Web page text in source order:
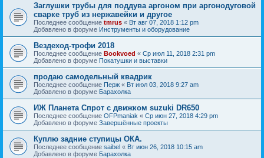
Заглушки трубы для поддува аргоном при аргонодуговой
сварке труб из нержавейки и другое
Последнее сообщение tmrus « Вт авг 07, 2018 1:12 pm
Добавлено в форуме Инструменты и оборудование
Вездеход-трофи 2018
Последнее сообщение Bookvoed « Ср июл 11, 2018 2:31 pm
Добавлено в форуме Покатушки и выставки
продаю самодельный квадрик
Последнее сообщение Перж « Вт июл 03, 2018 9:27 am
Добавлено в форуме Барахолка
ИЖ Планета Спрот с движком suzuki DR650
Последнее сообщение OFPmaniak « Ср июн 27, 2018 4:29 pm
Добавлено в форуме Завершённые проекты
Куплю задние ступицы ОКА.
Последнее сообщение saibel « Вт июн 26, 2018 10:15 am
Добавлено в форуме Барахолка